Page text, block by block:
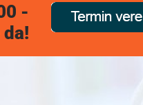
-